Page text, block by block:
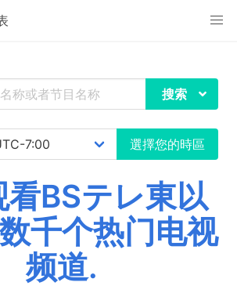
搜索
選擇您的時區
看BSテレ東以
千个热门电视
频道.